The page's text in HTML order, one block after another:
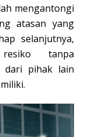
mengantongi
atasan yang
selanjutnya,
tanpa
dari pihak lain